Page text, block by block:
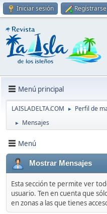
Iniciar sesión Regístrarse
Menú principal
LAISLADELTA.COM ► Perfil de
► Mensajes
Menú
Mostrar Mensajes
Esta sección te permite ver
usuario. Ten en cuenta que
en zonas a las que tienes